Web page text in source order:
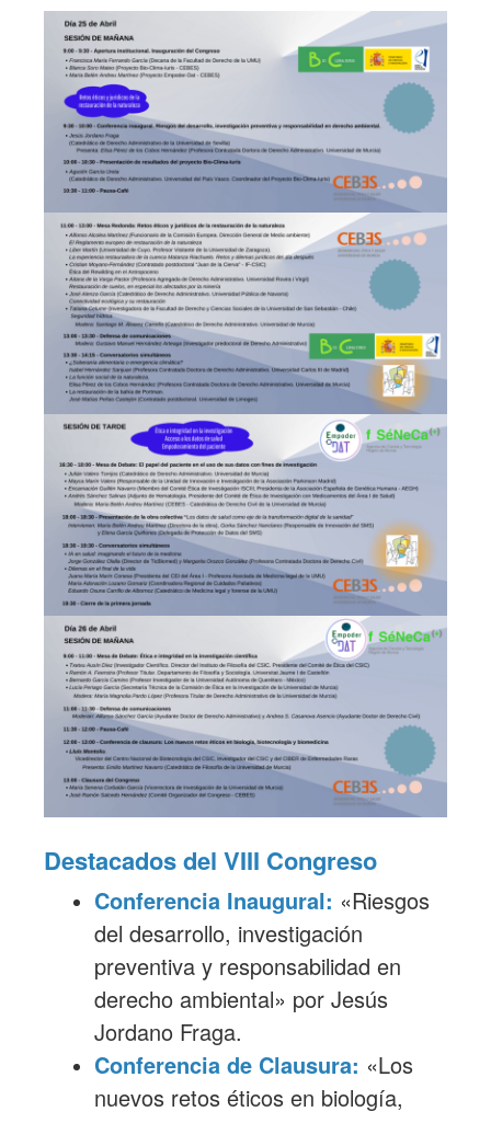
Destacados del VIII Congreso
Conferencia Inaugural: «Riesgos
del desarrollo, investigación
preventiva y responsabilidad en
derecho ambiental» por Jesús
Jordano Fraga.
Conferencia de Clausura: «Los
nuevos retos éticos en biología,